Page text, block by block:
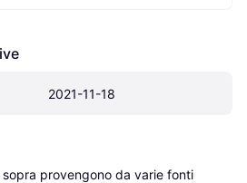
2021-11-18
provengono da varie fonti